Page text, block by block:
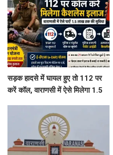
सड़क हादसे में घायल हुए तो 112 पर
करें कॉल, वाराणसी में ऐसे मिलेगा 1.5